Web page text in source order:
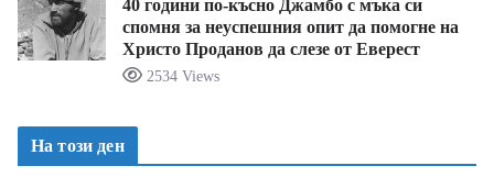
40 години по-късно Джамбо с мъка си
спомня за неуспешния опит да помогне на
Христо Проданов да слезе от Еверест
2534 Views
На този ден